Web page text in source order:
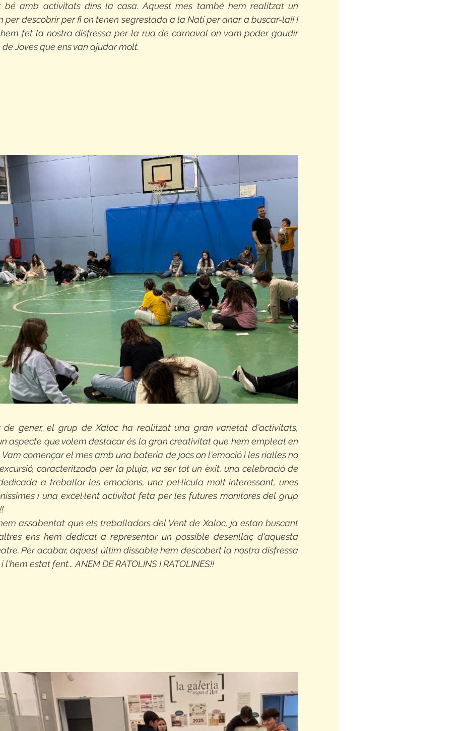
bé amb activitats dins la casa. Aquest mes també hem realitzat un
per descobrir per fi on tenen segrestada a la Nati per anar a buscar-la!! I
fet la nostra disfressa per la rua de carnaval on vam poder gaudir
Joves que ens van ajudar molt.
de gener, el grup de Xaloc ha realitzat una gran varietat d'activitats,
aspecte que volem destacar és la gran creativitat que hem empleat en
començar el mes amb una bateria de jocs on l'emoció i les rialles no
caracteritzada per la pluja, va ser tot un èxit, una celebració de
a treballar les emocions, una pel·lícula molt interessant, unes
i una excel·lent activitat feta per les futures monitores del grup
assabentat que els treballadors del Vent de Xaloc, ja estan buscant
ens hem dedicat a representar un possible desenllaç d'aquesta
Per acabar, aquest últim dissabte hem descobert la nostra disfressa
estat fent... ANEM DE RATOLINS I RATOLINES!!